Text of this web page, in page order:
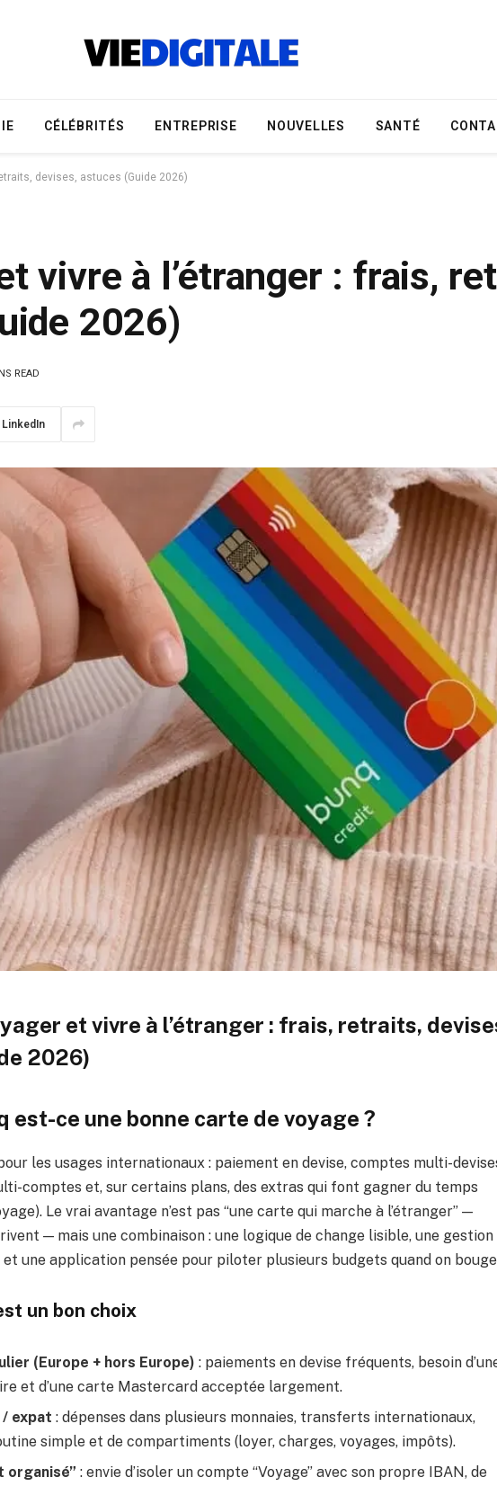
CÉLÉBRITÉS ENTREPRISE NOUVELLES SANTÉ
devises, astuces (Guide 2026)
vivre à l’étranger : frais,
2026)
READ
LinkedIn
et vivre à l’étranger : frais, retraits,
2026)
est-ce une bonne carte de voyage ?
les usages internationaux : paiement en devise, comptes multi-
comptes et, sur certains plans, des extras qui font gagner du temps
Le vrai avantage n’est pas “une carte qui marche à l’étranger” —
— mais une combinaison : une logique de change lisible, une gestion
une application pensée pour piloter plusieurs budgets quand on
un bon choix
(Europe + hors Europe) : paiements en devise fréquents, besoin
et d’une carte Mastercard acceptée largement.
/ expat : dépenses dans plusieurs monnaies, transferts internationaux,
simple et de compartiments (loyer, charges, voyages, impôts).
organisé” : envie d’isoler un compte “Voyage” avec son propre IBAN, de